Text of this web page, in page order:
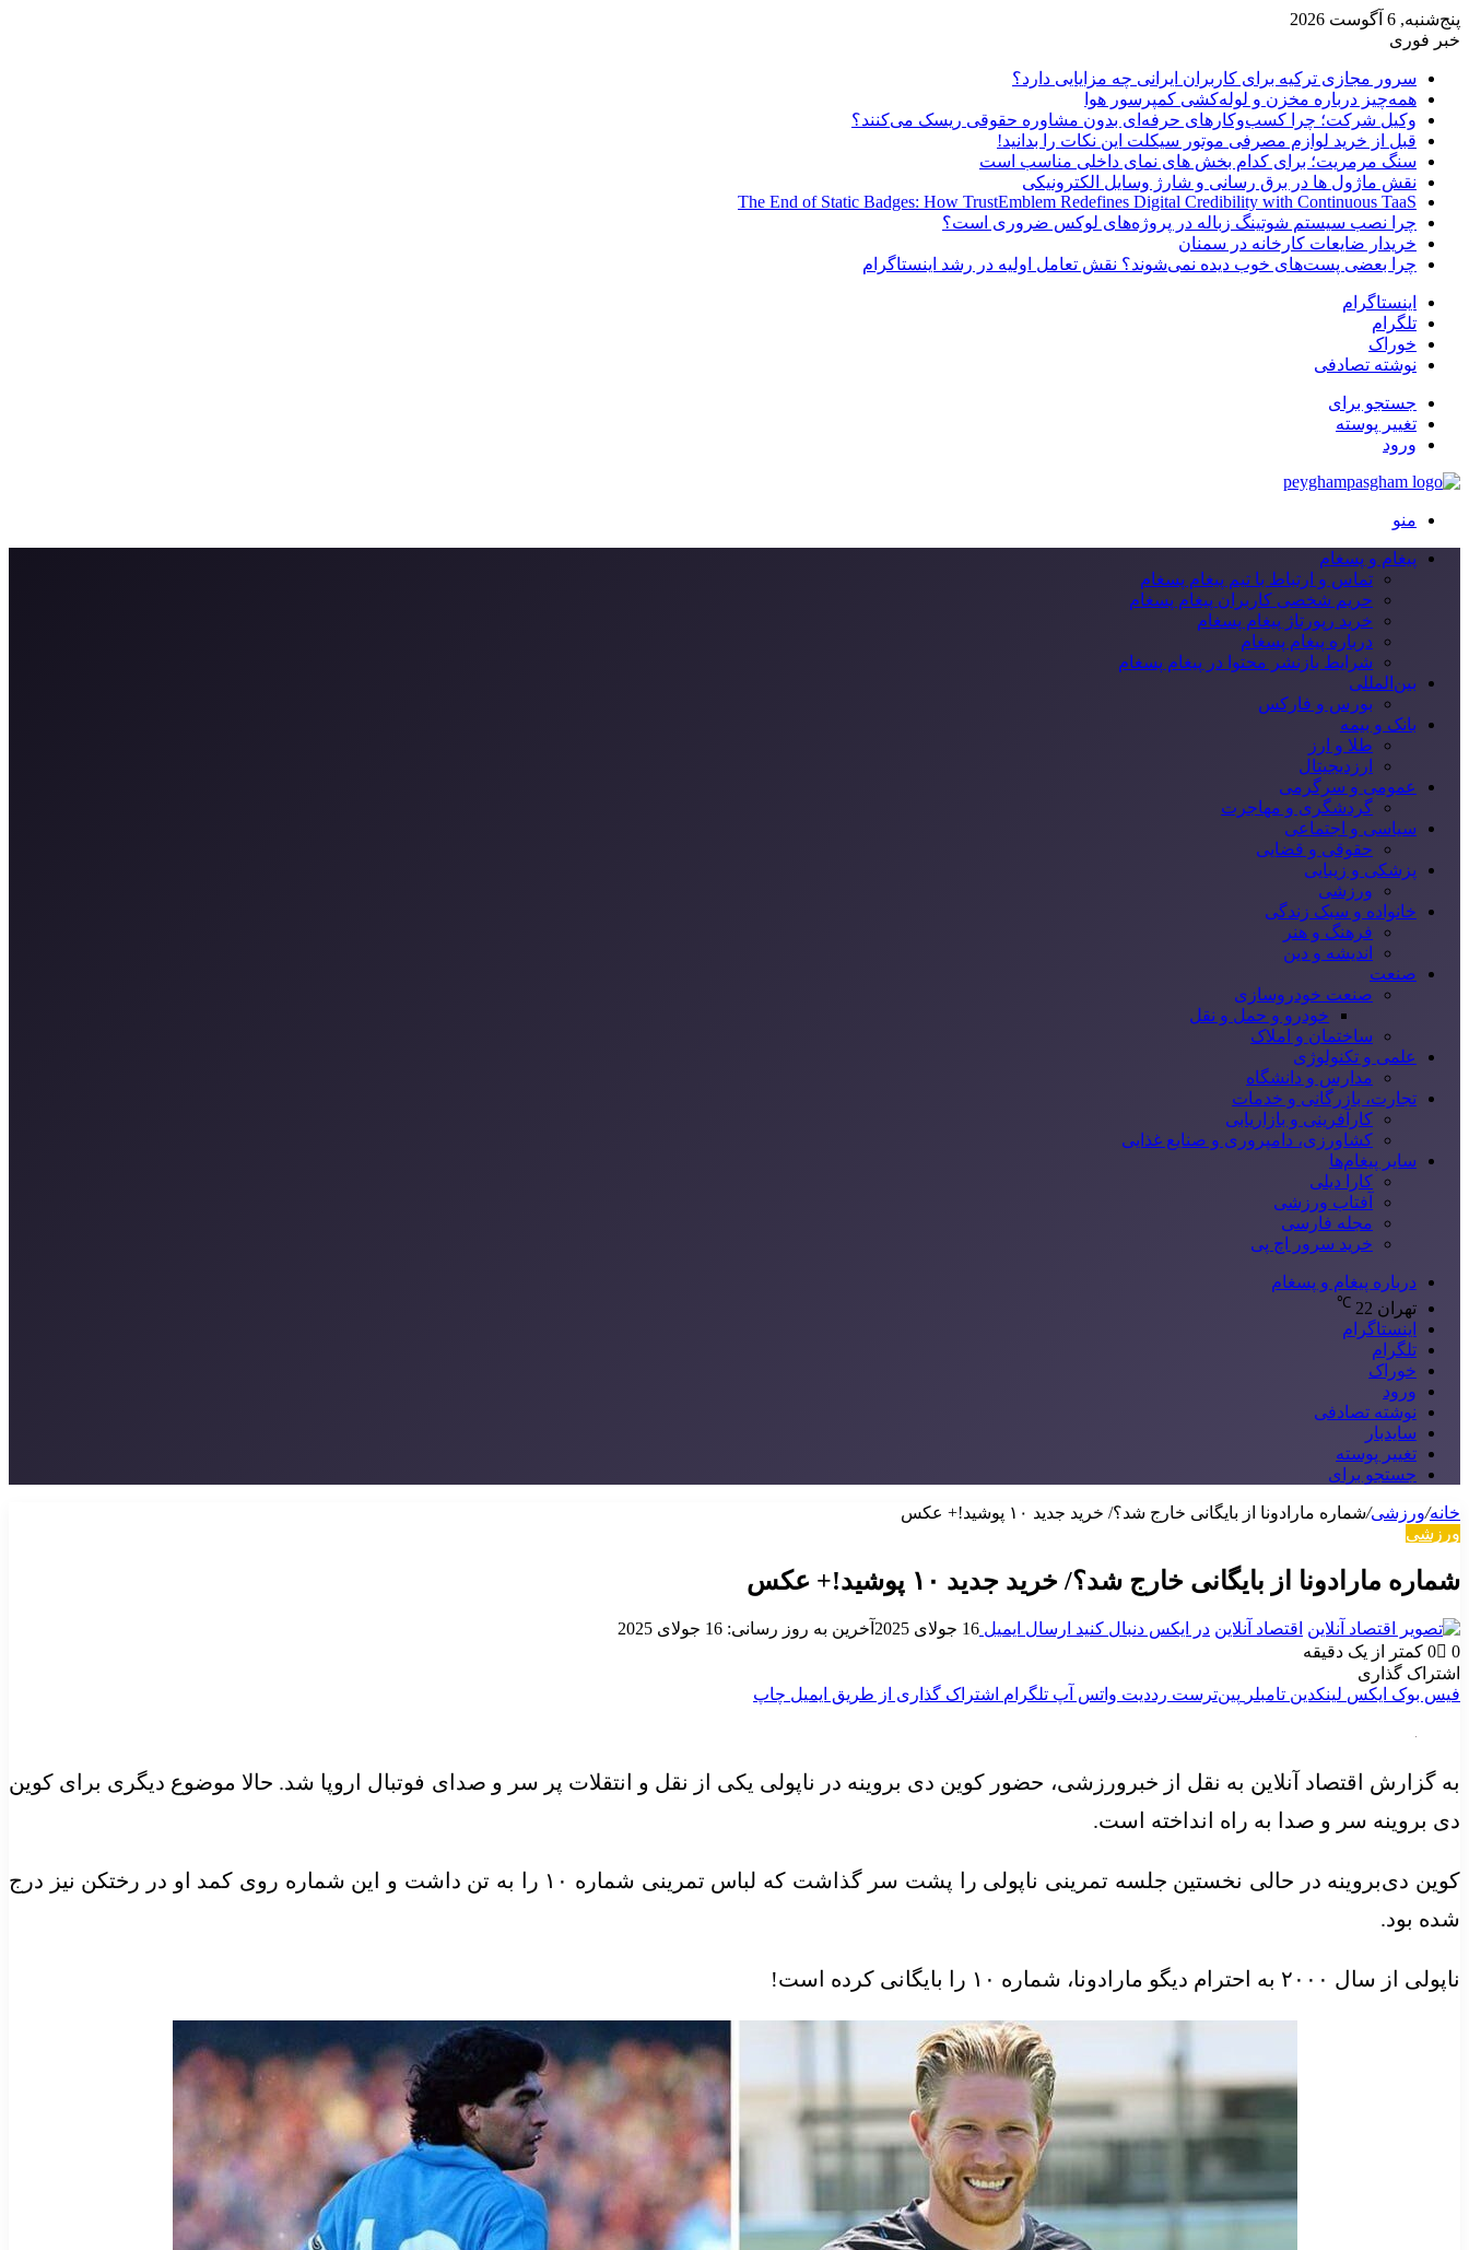
پنج‌شنبه, 6 آگوست 2026
خبر فوری
سرور مجازی ترکیه برای کاربران ایرانی چه مزایایی دارد؟
همه‌چیز درباره مخزن و لوله‌کشی کمپرسور هوا
وکیل شرکت؛ چرا کسب‌وکارهای حرفه‌ای بدون مشاوره حقوقی ریسک می‌کنند؟
قبل از خرید لوازم مصرفی موتور سیکلت این نکات را بدانید!
سنگ مرمریت؛ برای کدام بخش های نمای داخلی مناسب است
نقش ماژول ها در برق رسانی و شارژ وسایل الکترونیکی
The End of Static Badges: How TrustEmblem Redefines Digital Credibility with Continuous TaaS
چرا نصب سیستم شوتینگ زباله در پروژه‌های لوکس ضروری است؟
خریدار ضایعات کارخانه در سمنان
چرا بعضی پست‌های خوب دیده نمی‌شوند؟ نقش تعامل اولیه در رشد اینستاگرام
اینستاگرام
تلگرام
خوراک
نوشته تصادفی
جستجو برای
تغییر پوسته
ورود
منو
پیغام و پسغام
تماس و ارتباط با تیم پیغام پسغام
حریم شخصی کاربران پیغام پسغام
خرید رپورتاژ پیغام پسغام
درباره پیغام پسغام
شرایط بازنشر محتوا در پیغام پسغام
بین‌المللی
بورس و فارکس
بانک و بیمه
طلا و ارز
ارزدیجیتال
عمومی و سرگرمی
گردشگری و مهاجرت
سیاسی و اجتماعی
حقوقی و قضایی
پزشکی و زیبایی
ورزشی
خانواده و سبک زندگی
فرهنگ و هنر
اندیشه و دین
صنعت
صنعت خودروسازی
خودرو و حمل و نقل
ساختمان و املاک
علمی و تکنولوژی
مدارس و دانشگاه
تجارت، بازرگانی و خدمات
کارآفرینی و بازاریابی
کشاورزی، دامپروری و صنایع غذایی
سایر پیغام‌ها
کارا دیلی
آفتاب ورزشی
مجله فارسی
خرید سرور اچ پی
درباره پیغام و پسغام
تهران 22
℃
اینستاگرام
تلگرام
خوراک
ورود
نوشته تصادفی
سایدبار
تغییر پوسته
جستجو برای
خانه/ورزشی/شماره مارادونا از بایگانی خارج شد؟/ خرید جدید ۱۰ پوشید!+ عکس
ورزشی
شماره مارادونا از بایگانی خارج شد؟/ خرید جدید ۱۰ پوشید!+ عکس
اقتصاد آنلاین در ایکس دنبال کنید ارسال ایمیل 16 جولای 2025
آخرین به روز رسانی: 16 جولای 2025
0
0
کمتر از یک دقیقه
اشتراک گذاری
فیس بوک ایکس لینکدین ‫تامبلر ‫پین‌ترست ‫رددیت واتس آپ تلگرام اشتراک گذاری از طریق ایمیل چاپ
به گزارش اقتصاد آنلاین به نقل از خبرورزشی، حضور کوین دی بروینه در ناپولی یکی از نقل و انتقلات پر سر و صدای فوتبال اروپا شد. حالا موضوع دیگری برای کوین
دی بروینه سر و صدا به راه انداخته است.
کوین دی‌بروینه در حالی نخستین جلسه تمرینی ناپولی را پشت سر گذاشت که لباس تمرینی شماره ۱۰ را به تن داشت و این شماره روی کمد او در رختکن نیز درج
شده بود.
ناپولی از سال ۲۰۰۰ به احترام دیگو مارادونا، شماره ۱۰ را بایگانی کرده است!